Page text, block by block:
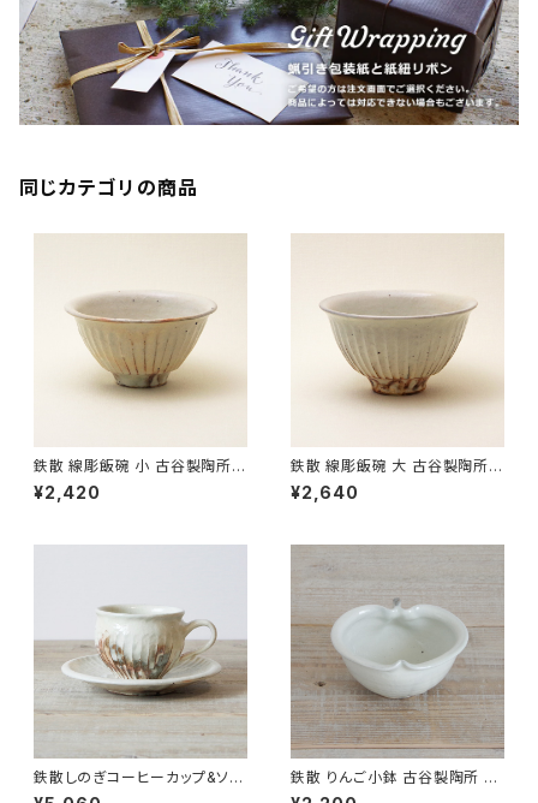
同じカテゴリの商品
鉄散 線彫飯碗 小 古谷製陶所
信楽焼【伝統工芸品】【民藝品】
【ギフト プレゼント】【父の日 お
¥2,420
鉄散 線彫飯碗 大 古谷製陶所
信楽焼【伝統工芸品】【民藝品】
【ギフト プレゼント】【父の日 お
¥2,640
鉄散しのぎコーヒーカップ&ソー
サー 古谷製陶所 信楽焼【伝統
鉄散 りんご小鉢 古谷製陶所 信
楽焼【伝統工芸品】【民藝品】【ギ